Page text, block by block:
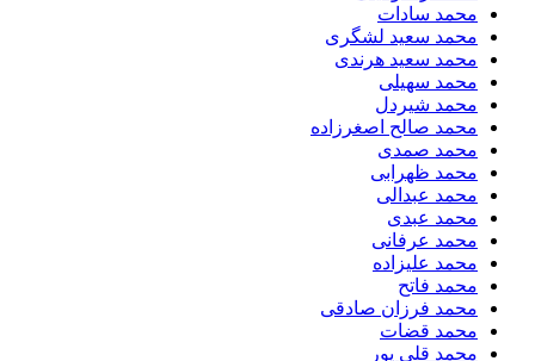
محمد سادات
محمد سعید لشگری
محمد سعید هرندی
محمد سهیلی
​محمد شیردل
محمد صالح اصغرزاده
محمد صمدی
محمد ظهرابی
محمد عبدالی
محمد عبدی
محمد عرفانی
محمد علیزاده
محمد فاتح
محمد فرزان صادقی
محمد قضات
محمد قلی پور